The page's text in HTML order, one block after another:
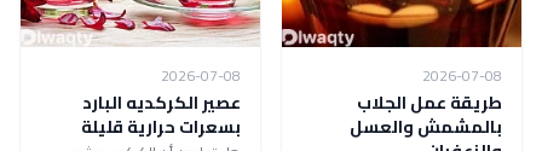
2026-07-08
طريقة عمل الجلاب
بالمشمش والعسل
2026-07-08
عصير الكركديه البارد
بسعرات حرارية قليلة